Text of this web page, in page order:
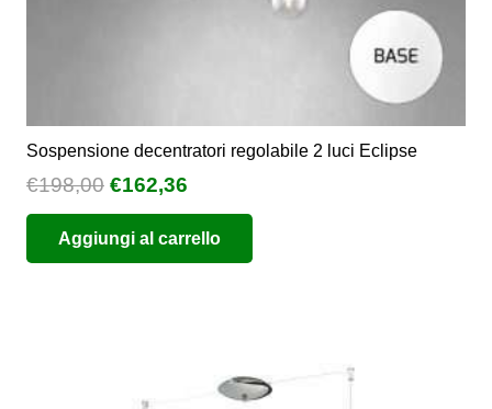
Sospensione decentratori regolabile 2 luci Eclipse
€198,00 Il
prezzo
originale
era:
€162,36
prezzo
attuale
è:
Aggiungi al carrello